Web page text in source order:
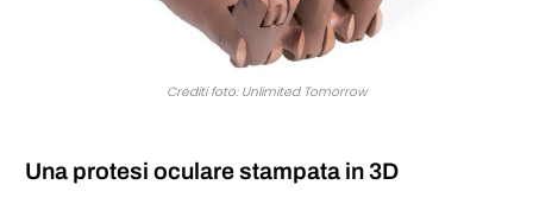
Crediti foto: Unlimited Tomorrow
Una protesi oculare stampata in 3D